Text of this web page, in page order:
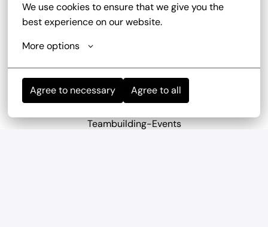
We use cookies to ensure that we give you the
best experience on our website.
More options
Agree to necessary Agree to all
Mitarbeiterevents
Teambuilding-Events